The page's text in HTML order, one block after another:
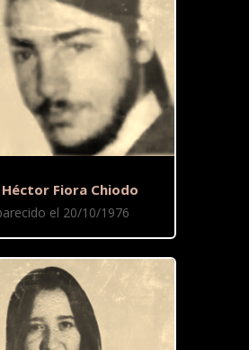
Héctor Fiora Chiodo
el 20/10/1976